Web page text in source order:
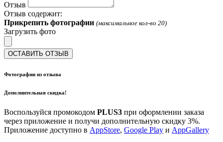
Отзыв
Отзыв содержит:
Прикрепить фотографии (максимальное кол-во 20)
Загрузить фото
ОСТАВИТЬ ОТЗЫВ
Фотографии из отзыва
Дополнительная скидка!
Воспользуйся промокодом PLUS3 при оформлении заказа
через приложение и получи дополнительную скидку 3%.
Приложение доступно в AppStore, Google Play и AppGallery